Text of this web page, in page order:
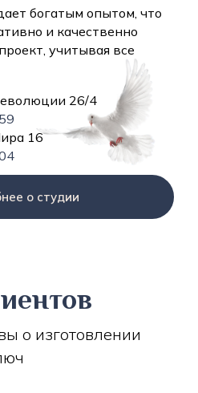
богатым опытом, что
и качественно
учитывая все
26/4
16
о студии
о изготовлении